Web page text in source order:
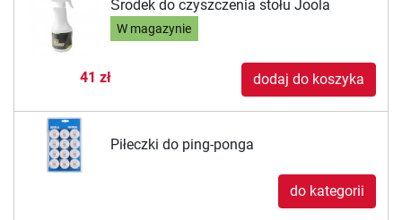
Środek do czyszczenia stołu Joola
W magazynie
41 zł dodaj do koszyka
Piłeczki do ping-ponga
do kategorii